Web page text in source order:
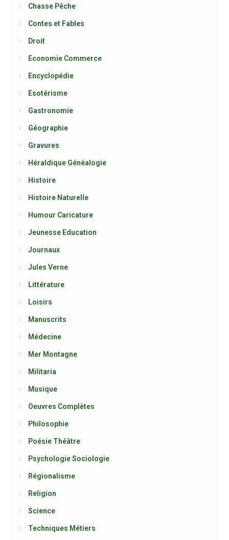
Chasse Pêche
Contes et Fables
Droit
Economie Commerce
Encyclopédie
Esotérisme
Gastronomie
Géographie
Gravures
Héraldique Généalogie
Histoire
Histoire Naturelle
Humour Caricature
Jeunesse Education
Journaux
Jules Verne
Littérature
Loisirs
Manuscrits
Médecine
Mer Montagne
Militaria
Musique
Oeuvres Complètes
Philosophie
Poésie Théâtre
Psychologie Sociologie
Régionalisme
Religion
Science
Techniques Métiers